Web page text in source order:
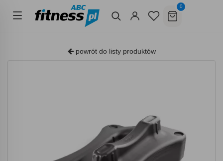
0
powrót do listy produktów